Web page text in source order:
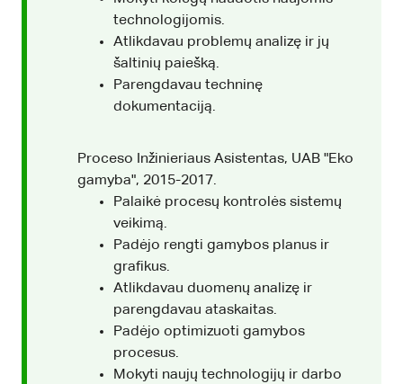
technologijomis.
Atlikdavau problemų analizę ir jų
šaltinių paiešką.
Parengdavau techninę
dokumentaciją.
Proceso Inžinieriaus Asistentas, UAB "Eko
gamyba", 2015-2017.
Palaikė procesų kontrolės sistemų
veikimą.
Padėjo rengti gamybos planus ir
grafikus.
Atlikdavau duomenų analizę ir
parengdavau ataskaitas.
Padėjo optimizuoti gamybos
procesus.
Mokyti naujų technologijų ir darbo